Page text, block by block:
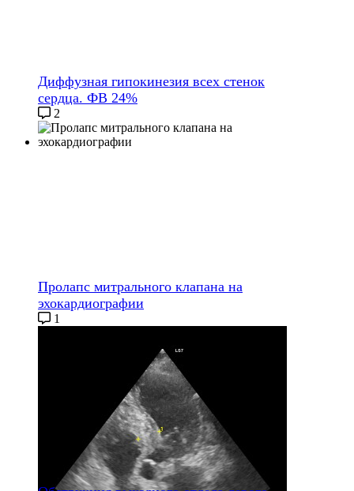
Диффузная гипокинезия всех стенок
сердца. ФВ 24%
2
Пролапс митрального клапана на
эхокардиографии
1